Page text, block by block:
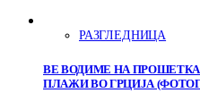
РАЗГЛЕДНИЦА
ВЕ ВОДИМЕ НА
ПЛАЖИ ВО ГРЦИЈА